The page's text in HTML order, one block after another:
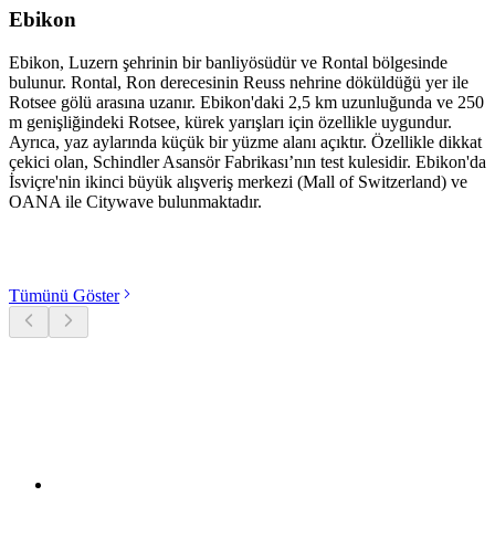
Ebikon
Ebikon, Luzern şehrinin bir banliyösüdür ve Rontal bölgesinde
bulunur. Rontal, Ron derecesinin Reuss nehrine döküldüğü yer ile
Rotsee gölü arasına uzanır. Ebikon'daki 2,5 km uzunluğunda ve 250
m genişliğindeki Rotsee, kürek yarışları için özellikle uygundur.
Ayrıca, yaz aylarında küçük bir yüzme alanı açıktır. Özellikle dikkat
çekici olan, Schindler Asansör Fabrikası’nın test kulesidir. Ebikon'da
İsviçre'nin ikinci büyük alışveriş merkezi (Mall of Switzerland) ve
OANA ile Citywave bulunmaktadır.
Tümünü Göster